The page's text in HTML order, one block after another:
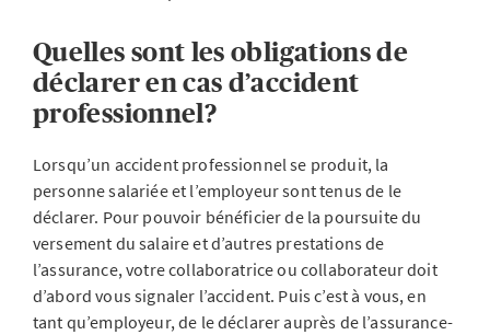
Quelles sont les obligations de
déclarer en cas d’accident
professionnel?
Lorsqu’un accident professionnel se produit, la
personne salariée et l’employeur sont tenus de le
déclarer. Pour pouvoir bénéficier de la poursuite du
versement du salaire et d’autres prestations de
l’assurance, votre collaboratrice ou collaborateur doit
d’abord vous signaler l’accident. Puis c’est à vous, en
tant qu’employeur, de le déclarer auprès de l’assurance-